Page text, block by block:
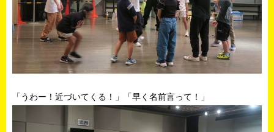
「うわー！近づいてくる！」「早く名前言って！」